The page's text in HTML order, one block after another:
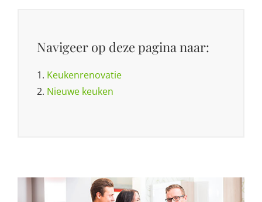
Navigeer op deze pagina naar:
1. Keukenrenovatie
2. Nieuwe keuken